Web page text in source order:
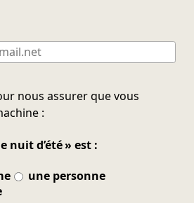
nous assurer que vous
:
nuit d’été » est :
une personne